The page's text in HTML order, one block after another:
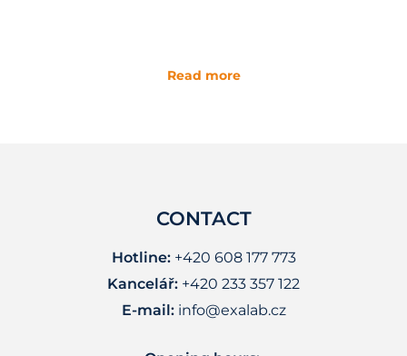
Read more
CONTACT
Hotline:+420 608 177 773
Kancelář: +420 233 357 122
E-mail: info@exalab.cz